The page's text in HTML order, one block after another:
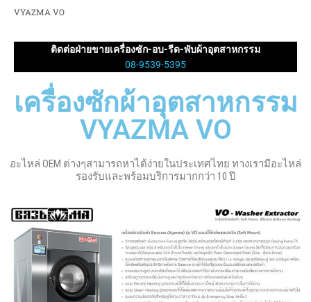
VYAZMA VO
ติดต่อฝ่ายขายเครื่องซัก-อบ-รีด-พับผ้าอุตสาหกรรม
08-9539-5395
เครื่องซักผ้าอุตสาหกรรม
VYAZMA VO
อะไหล่ OEM ต่างๆสามารถหาได้ง่ายในประเทศไทย ทางเรามีอะไหล่
รองรับและพร้อมบริการมากกว่า 10 ปี